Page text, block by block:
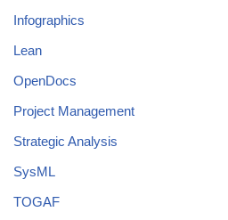
Infographics
Lean
OpenDocs
Project Management
Strategic Analysis
SysML
TOGAF